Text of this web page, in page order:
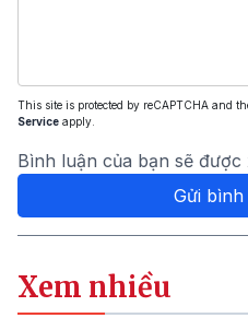
This site is protected by reCAPTCHA and
Service apply.
Bình luận của bạn sẽ
Gửi
Xem nhiều